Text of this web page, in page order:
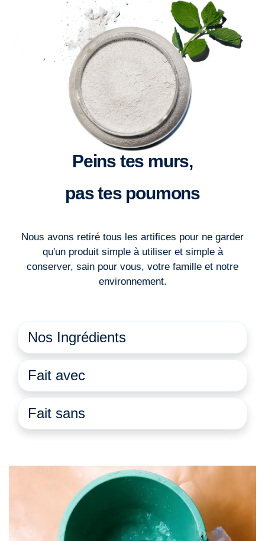
Peins tes murs,
pas tes poumons
Nous avons retiré tous les artifices pour ne garder
qu'un produit simple à utiliser et simple à
conserver, sain pour vous, votre famille et notre
environnement.
Nos Ingrédients
Fait avec
Fait sans